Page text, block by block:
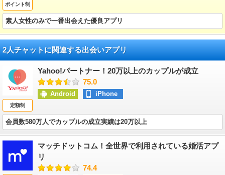
ポイント制
素人女性のみで一番出会えた優良アプリ
2人チャットに関連する出会いアプリ
定額制
Yahoo!パートナー！20万以上のカップルが成立
75.0
Android iPhone
会員数580万人でカップルの成立実績は20万以上
マッチドットコム！全世界で利用されている婚活アプ
リ
74.4